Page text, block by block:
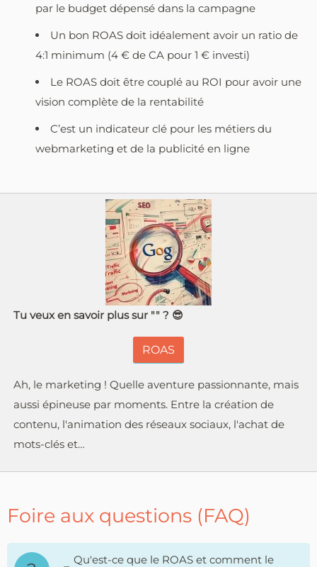
par le budget dépensé dans la campagne
Un bon ROAS doit idéalement avoir un ratio de
4:1 minimum (4 € de CA pour 1 € investi)
Le ROAS doit être couplé au ROI pour avoir une
vision complète de la rentabilité
C’est un indicateur clé pour les métiers du
webmarketing et de la publicité en ligne
Tu veux en savoir plus sur "" ? 😎
ROAS
Ah, le marketing ! Quelle aventure passionnante, mais
aussi épineuse par moments. Entre la création de
contenu, l'animation des réseaux sociaux, l'achat de
mots-clés et…
Foire aux questions (FAQ)
Qu'est-ce que le ROAS et comment le